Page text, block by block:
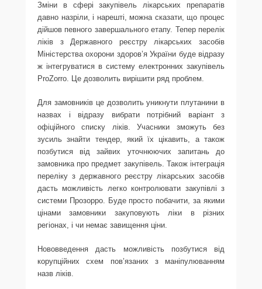
Зміни в сфері закупівель лікарських препаратів
давно назріли, і нарешті, можна сказати, що процес
дійшов певного завершального етапу. Тепер перелік
ліків з Державного реєстру лікарських засобів
Міністерства охорони здоров’я України буде відразу
ж інтегруватися в систему електронних закупівель
ProZorro. Це дозволить вирішити ряд проблем.
Для замовників це дозволить уникнути плутанини в
назвах і відразу вибрати потрібний варіант з
офіційного списку ліків. Учасники зможуть без
зусиль знайти тендер, який їх цікавить, а також
позбутися від зайвих уточнюючих запитань до
замовника про предмет закупівель. Також інтеграція
переліку з державного реєстру лікарських засобів
дасть можливість легко контролювати закупівлі з
системи Прозорро. Буде просто побачити, за якими
цінами замовники закуповують ліки в різних
регіонах, і чи немає завищення ціни.
Нововведення дасть можливість позбутися від
корупційних схем пов’язаних з маніпулюванням
назв ліків.